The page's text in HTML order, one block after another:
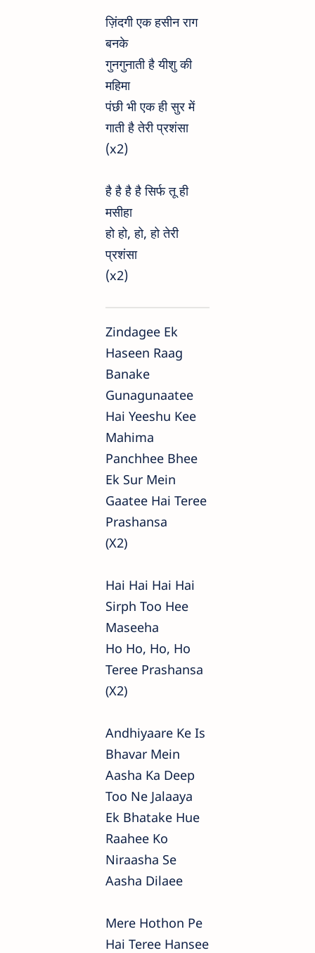
ज़िंदगी एक हसीन राग
बनके
गुनगुनाती है यीशु की
महिमा
पंछी भी एक ही सुर में
गाती है तेरी प्रशंसा
(x2)
है है है है सिर्फ तू ही
मसीहा
हो हो, हो, हो तेरी
प्रशंसा
(x2)
Zindagee Ek
Haseen Raag
Banake
Gunagunaatee
Hai Yeeshu Kee
Mahima
Panchhee Bhee
Ek Sur Mein
Gaatee Hai Teree
Prashansa
(x2)
Hai Hai Hai Hai
Sirph Too Hee
Maseeha
Ho Ho, Ho, Ho
Teree Prashansa
(x2)
Andhiyaare Ke Is
Bhavar Mein
Aasha Ka Deep
Too Ne Jalaaya
Ek Bhatake Hue
Raahee Ko
Niraasha Se
Aasha Dilaee
Mere Hothon Pe
Hai Teree Hansee